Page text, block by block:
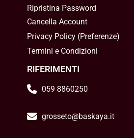
Ripristina Password
Cancella Account
Privacy Policy(Preferenze)
Termini e Condizioni
RIFERIMENTI
059 8860250
grosseto@baskaya.it